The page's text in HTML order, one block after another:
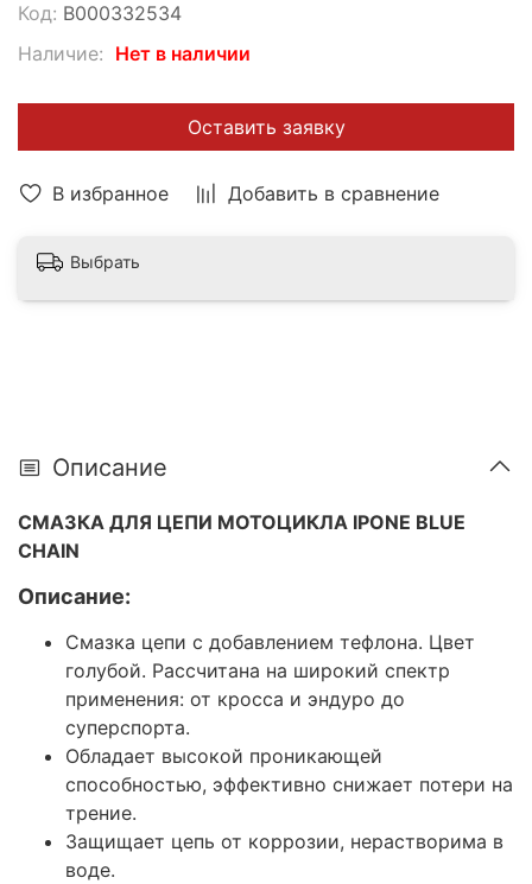
В избранное Добавить в сравнение
Код: В000332534
Наличие: Нет в наличии
Оставить заявку
Выбрать
Описание
СМАЗКА ДЛЯ ЦЕПИ МОТОЦИКЛА IPONE BLUE
CHAIN
Описание:
Смазка цепи с добавлением тефлона. Цвет
голубой. Рассчитана на широкий спектр
применения: от кросса и эндуро до
суперспорта.
Обладает высокой проникающей
способностью, эффективно снижает потери на
трение.
Защищает цепь от коррозии, нерастворима в
воде.